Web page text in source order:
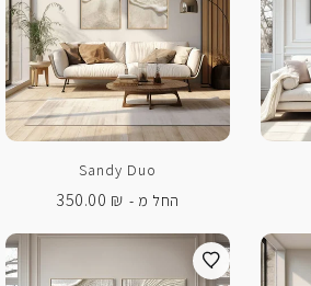
Sandy Duo
החל מ -
350.00 ₪